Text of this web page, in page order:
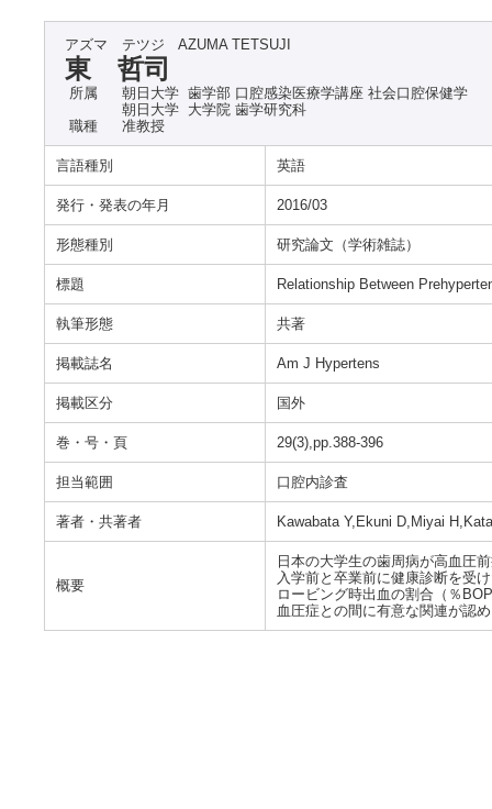
アズマ テツジ AZUMA TETSUJI
東 哲司
所属
朝日大学 歯学部 口腔感染医療学講座 社会口腔保健学
朝日大学 大学院 歯学研究科
職種
准教授
言語種別 英語
発行・発表の年月 2016/03
形態種別 研究論文（学術雑誌）
標題 Relationship Between
執筆形態 共著
掲載誌名 Am J Hypertens
掲載区分 国外
巻・号・頁 29(3),pp.388-396
担当範囲 口腔内診査
著者・共著者 Kawabata Y,Ekuni D,Miyai
概要
日本の大学生の歯周病が高血圧
入学前と卒業前に健康診断を受
ロービング時出血の割合（％
血圧症との間に有意な関連が認